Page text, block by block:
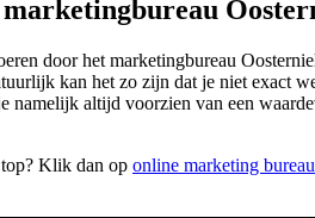
door het marketingbureau
kan het zo zijn dat je niet exact
namelijk altijd voorzien van een
Klik dan op online marketing bureau